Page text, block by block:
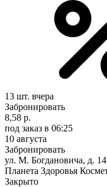
13 шт. вчера
Забронировать
8,58 р.
под заказ в 06:25
10 августа
Забронировать
ул. М. Богдановича, д.
Планета Здоровья
Закрыто